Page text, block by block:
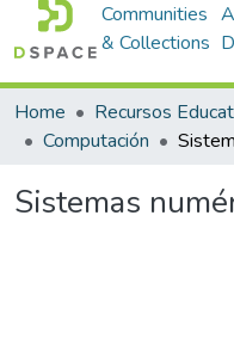
Communities
& Collections
Home Recursos
Computación
Sistemas